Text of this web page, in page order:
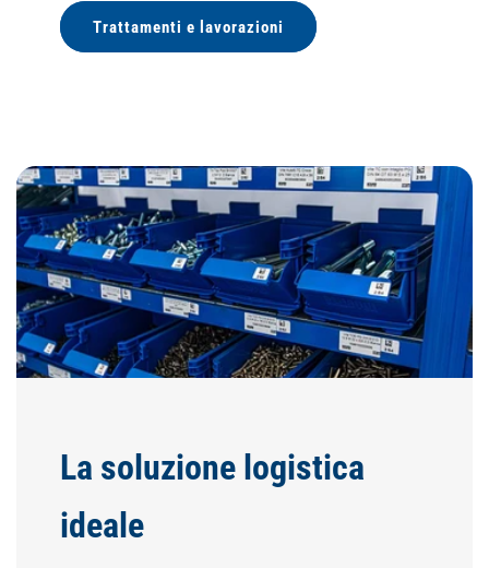
Trattamenti e lavorazioni
La soluzione logistica
ideale